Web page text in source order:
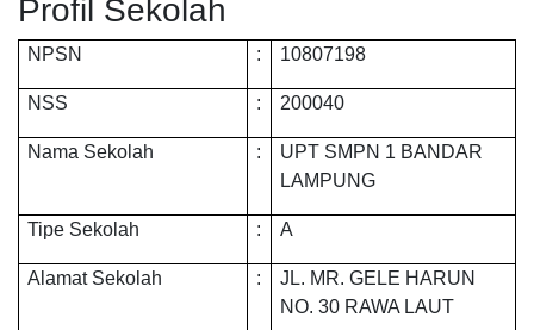
Profil Sekolah
NPSN : 10807198
NSS : 200040
Nama Sekolah :
UPT SMPN 1 BANDAR
LAMPUNG
Tipe Sekolah : A
Alamat Sekolah :
JL. MR. GELE HARUN
NO. 30 RAWA LAUT